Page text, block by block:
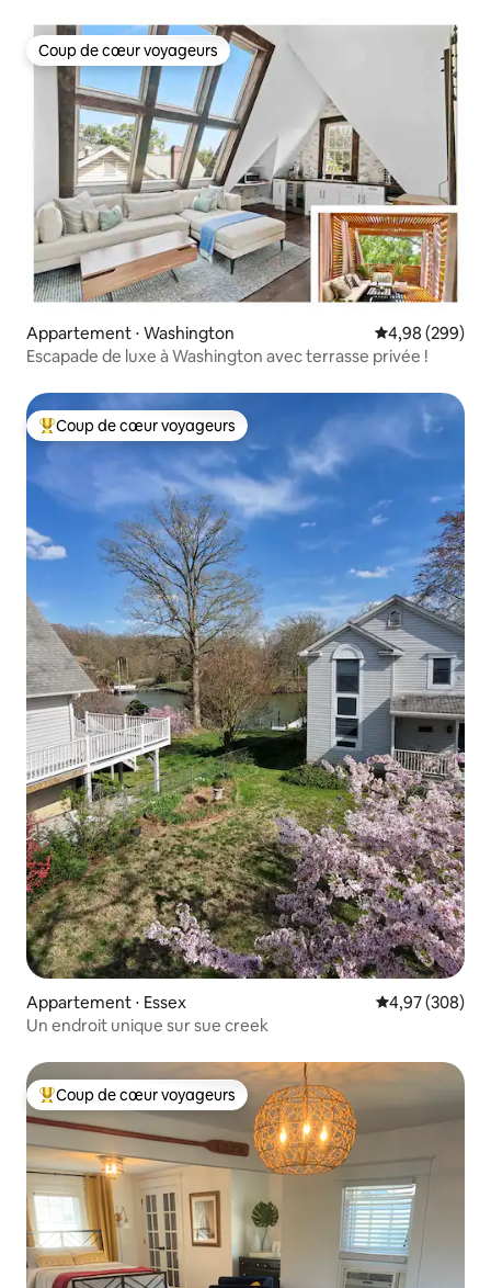
Coup de cœur voyageurs
Coup de cœur voyageurs
Appartement ⋅ Washington Évaluation
4,98 (299)
Escapade de luxe à Washington avec terrasse privée !
Coups de cœur voyageurs les plus appréciés
Coup de cœur voyageurs
Appartement ⋅ Essex Évaluation
4,97 (308)
Un endroit unique sur sue creek
Coups de cœur voyageurs les plus appréciés
Coup de cœur voyageurs